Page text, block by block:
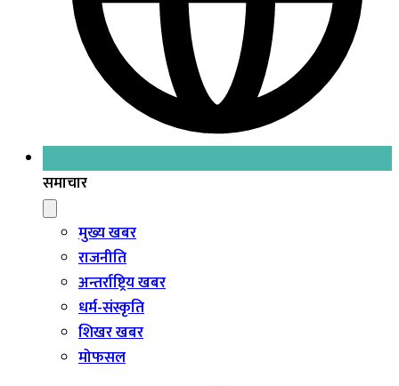
समाचार
मुख्य खबर
राजनीति
अन्तर्राष्ट्रिय खबर
धर्म-संस्कृति
शिखर खबर
मोफसल